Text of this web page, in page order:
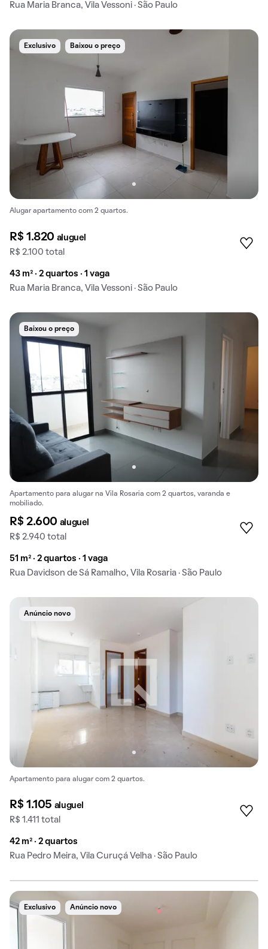
Rua Maria Branca, Vila Vessoni · São Paulo
Exclusivo Baixou o preço
Alugar apartamento com 2 quartos.
R$ 1.820 aluguel
R$ 2.100 total
43 m² · 2 quartos · 1 vaga
Rua Maria Branca, Vila Vessoni · São Paulo
Baixou o preço
Apartamento para alugar na Vila Rosaria com 2 quartos, varanda e
mobiliado.
R$ 2.600 aluguel
R$ 2.940 total
51 m² · 2 quartos · 1 vaga
Rua Davidson de Sá Ramalho, Vila Rosaria · São Paulo
Anúncio novo
Apartamento para alugar com 2 quartos.
R$ 1.105 aluguel
R$ 1.411 total
42 m² · 2 quartos
Rua Pedro Meira, Vila Curuçá Velha · São Paulo
Exclusivo Anúncio novo